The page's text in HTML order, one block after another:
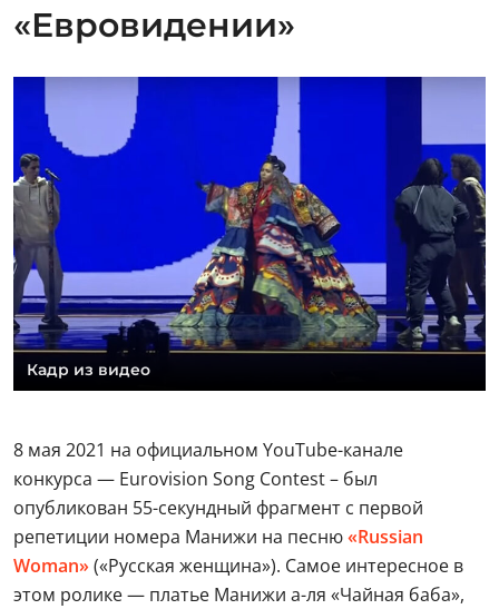
«Евровидении»
Кадр из видео
8 мая 2021 на официальном YouTube-канале
конкурса — Eurovision Song Contest – был
опубликован 55-секундный фрагмент с первой
репетиции номера Манижи на песню«Russian
Woman»(«Русская женщина»). Самое интересное в
этом ролике — платье Манижи а-ля «Чайная баба»,